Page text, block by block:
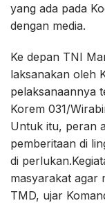
yang ada pada
dengan media.
Ke depan TNI
laksanakan oleh
pelaksanaannya
Korem 031/
Untuk itu, peran
pemberitaan di
di
masyarakat agar
TMD, ujar